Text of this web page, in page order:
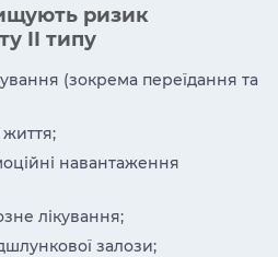
ризик
II типу
(зокрема переїдання та
навантаження
лікування;
залози;